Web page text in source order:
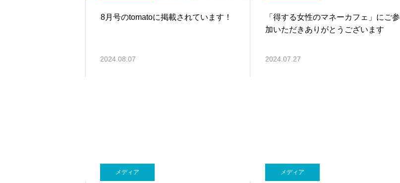
8月号のtomatoに掲載されています！
2024.08.07
「得する女性のマネーカフェ」にご参
加いただきありがとうございます
2024.07.27
メディア メディア